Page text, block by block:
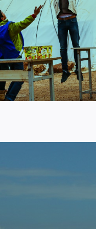
حماية الطفل وإنشاء
لبناء القدرات والتوعية
الصحية والنفسية.
اقرأ المزيد